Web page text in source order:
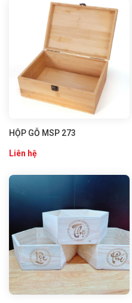
HỘP GỖ MSP 273
Liên hệ